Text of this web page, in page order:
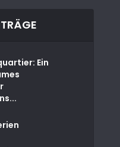
Ein